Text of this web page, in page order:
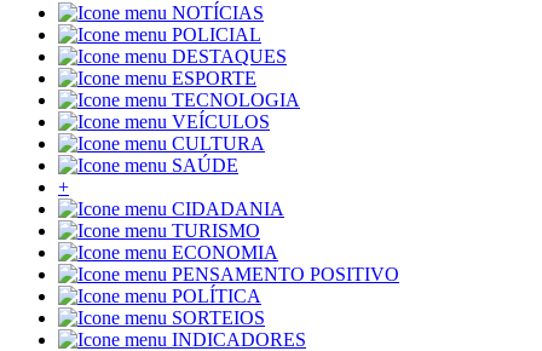
NOTÍCIAS
POLICIAL
DESTAQUES
ESPORTE
TECNOLOGIA
VEÍCULOS
CULTURA
SAÚDE
+
CIDADANIA
TURISMO
ECONOMIA
PENSAMENTO POSITIVO
POLÍTICA
SORTEIOS
INDICADORES